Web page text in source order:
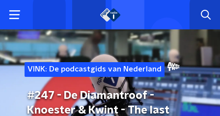
VINK: De podcastgids van Nederland
#247 - De Diamantroof -
Knoester & Kwint - The last